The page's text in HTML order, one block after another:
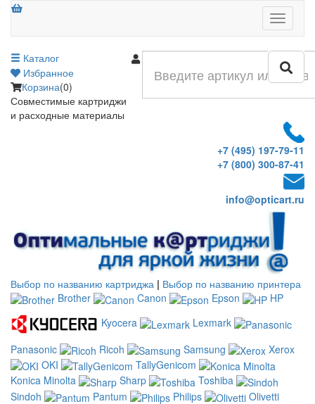
Меню
Каталог
Избранное
Корзина(0)
Совместимые картриджи
и расходные материалы
+7 (495) 197-79-11
+7 (800) 300-87-41
info@opticart.ru
Выбор по названию картриджа | Выбор по названию принтера
Brother
Canon Epson
HP
Kyocera
Lexmark
Panasonic
Ricoh Samsung
Xerox
OKI
TallyGenicom
Konica Minolta
Sharp
Toshiba
Sindoh
Pantum Philips
Olivetti